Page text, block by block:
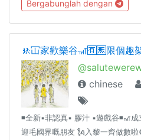
Bergabunglah dengan
🚸冚家歡樂谷🎢🈶🈚️限個趣
chinese
◾️全新▪️非認真▪️ 膠汁 ▪️遊戲谷
迎毛國界嘅朋友 🗽入黎一齊做數